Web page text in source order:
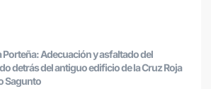
Adecuación y asfaltado del
detrás del antiguo edificio de la Cruz Roja
Sagunto